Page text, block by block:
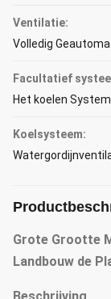
Ventilatie:
Volledig
Facultatief
Het koelen
Koelsysteem:
Grote Grootte
Landbouw de